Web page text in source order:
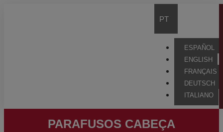
PT
ESPAÑOL
ENGLISH
FRANÇAIS
DEUTSCH
ITALIANO
PARAFUSOS CABEÇA